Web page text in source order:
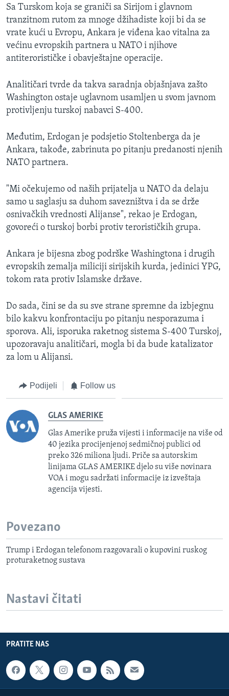
Sa Turskom koja se graniči sa Sirijom i glavnom
tranzitnom rutom za mnoge džihadiste koji bi da se
vrate kući u Evropu, Ankara je viđena kao vitalna za
većinu evropskih partnera u NATO i njihove
antiterorističke i obavještajne operacije.
Analitičari tvrde da takva saradnja objašnjava zašto
Washington ostaje uglavnom usamljen u svom javnom
protivljenju turskoj nabavci S-400.
Međutim, Erdogan je podsjetio Stoltenberga da je
Ankara, takođe, zabrinuta po pitanju predanosti njenih
NATO partnera.
"Mi očekujemo od naših prijatelja u NATO da delaju
samo u saglasju sa duhom savezništva i da se drže
osnivačkih vrednosti Alijanse", rekao je Erdogan,
govoreći o turskoj borbi protiv terorističkih grupa.
Ankara je bijesna zbog podrške Washingtona i drugih
evropskih zemalja miliciji sirijskih kurda, jedinici YPG,
tokom rata protiv Islamske države.
Do sada, čini se da su sve strane spremne da izbjegnu
bilo kakvu konfrontaciju po pitanju nesporazuma i
sporova. Ali, isporuka raketnog sistema S-400 Turskoj,
upozoravaju analitičari, mogla bi da bude katalizator
za lom u Alijansi.
Podijeli Follow us
GLAS AMERIKE
Glas Amerike pruža vijesti i informacije na više od
40 jezika procijenjenoj sedmičnoj publici od
preko 326 miliona ljudi. Priče sa autorskim
linijama GLAS AMERIKE djelo su više novinara
VOA i mogu sadržati informacije iz izveštaja
agencija vijesti.
Povezano
Trump i Erdogan telefonom razgovarali o kupovini ruskog
proturaketnog sustava
Nastavi čitati
PRATITE NAS